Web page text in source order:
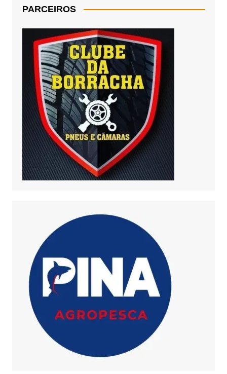
PARCEIROS